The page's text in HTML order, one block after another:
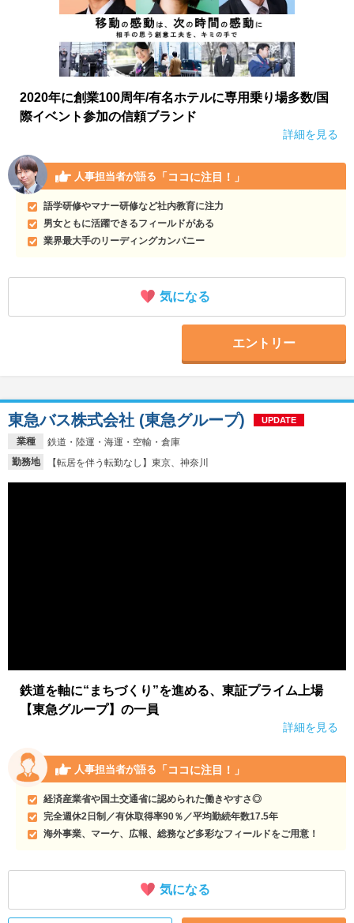
2020年に創業100周年/有名ホテルに専用乗り場多数/国
際イベント参加の信頼ブランド
詳細を見る
人事担当者が語る 「ココに注目！」
語学研修やマナー研修など社内教育に注力
男女ともに活躍できるフィールドがある
業界最大手のリーディングカンパニー
気になる
エントリー
業種
鉄道・陸運・海運・空輸・倉庫
勤務地
【転居を伴う転勤なし】東京、神奈川
東急バス株式会社 (東急グループ) UPDATE
鉄道を軸に“まちづくり”を進める、東証プライム上場
【東急グループ】の一員
詳細を見る
人事担当者が語る 「ココに注目！」
経済産業省や国土交通省に認められた働きやすさ◎
完全週休2日制／有休取得率90％／平均勤続年数17.5年
海外事業、マーケ、広報、総務など多彩なフィールドをご用意！
気になる